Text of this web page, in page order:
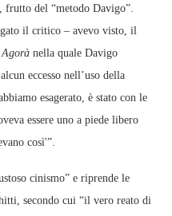
frutto del “metodo Davigo”.
il critico – avevo visto, il
Agorà nella quale Davigo
eccesso nell’uso della
esagerato, è stato con le
essere uno a piede libero
così'”.
cinismo” e riprende le
secondo cui “il vero reato di